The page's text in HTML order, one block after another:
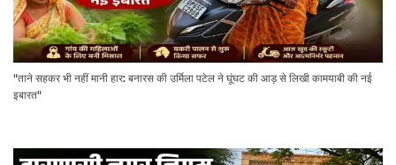
"ताने सहकर भी नहीं मानी हार: बनारस की उर्मिला पटेल ने घूंघट की आड़ से लिखी कामयाबी की नई
इबारत"